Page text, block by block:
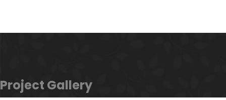
Project Gallery